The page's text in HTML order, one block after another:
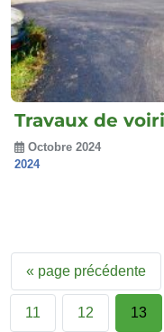
Travaux de
Octobre 2024
2024
« page précédente
11 12 13